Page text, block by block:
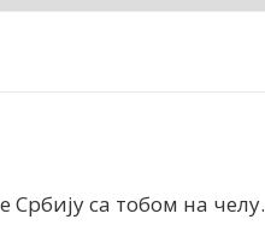
Србију са тобом на челу.